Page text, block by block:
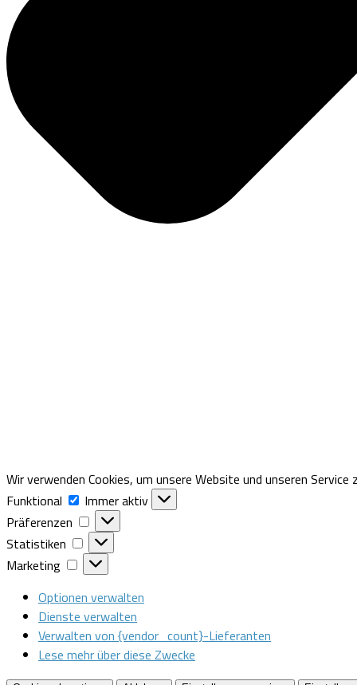
Wir verwenden Cookies, um unsere Website und unseren Service
Funktional
Funktional
Immer aktiv
Präferenzen
Präferenzen
Statistiken
Statistiken
Marketing
Marketing
Optionen verwalten
Dienste verwalten
Verwalten von {vendor_count}-Lieferanten
Lese mehr über diese Zwecke